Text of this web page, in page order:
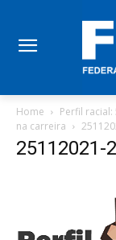
Home
Perfil
na carreira
25112021-2